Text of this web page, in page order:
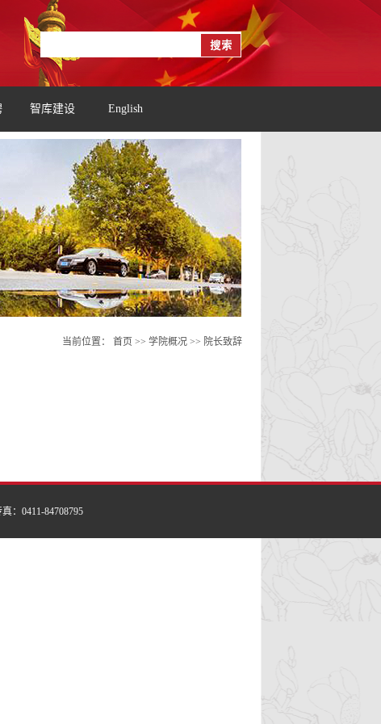
智库建设 English
当前位置： 首页 >> 学院概况 >> 院长致辞
：0411-84708795